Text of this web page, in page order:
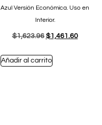
Azul Versión Económica. Uso en
Interior.
$1,623.96 $1,461.60
Añadir al carrito